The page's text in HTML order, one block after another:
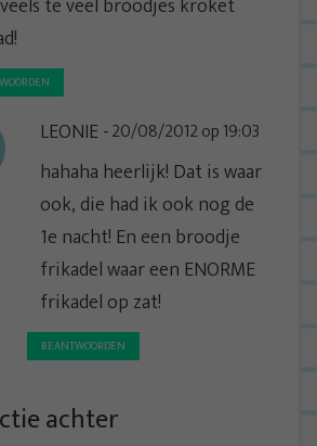
LEONIE 20/08/2012 op 19:03
hahaha heerlijk! Dat is waar
ook, die had ik ook nog de
1e nacht! En een broodje
frikadel waar een ENORME
frikadel op zat!
BEANTWOORDEN
achter